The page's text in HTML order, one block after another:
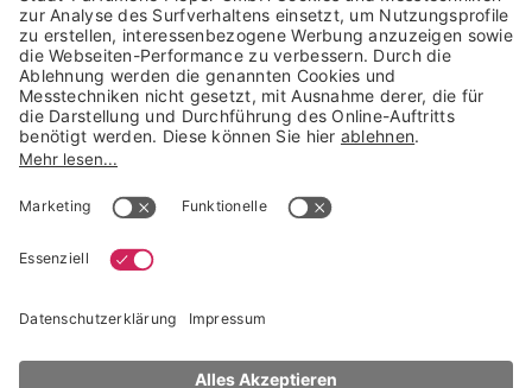
Trusted Shops Mitglied seit 2010
* unverbindliche Preisempfehlung der Verbundgruppe beauty alliance